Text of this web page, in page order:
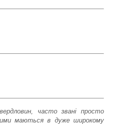
часто звані просто
маються в дуже широкому